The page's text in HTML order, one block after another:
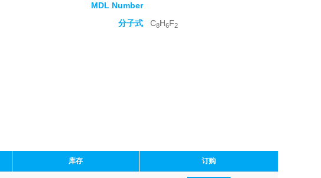
MDL Number
分子式 C8H6F2
库存 订购